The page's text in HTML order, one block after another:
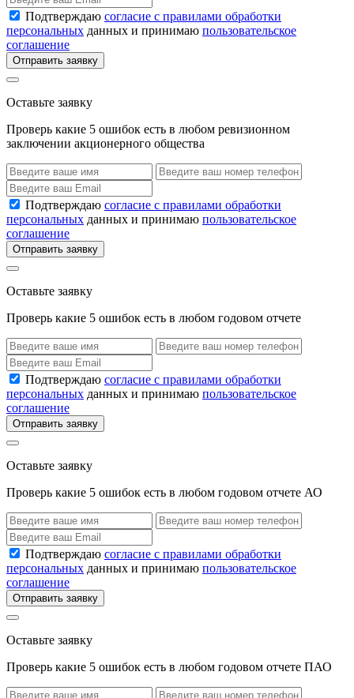
Подтверждаю согласие с правилами обработки
персональных данных и принимаю пользовательское
соглашение
Отправить заявку
Оставьте заявку
Проверь какие 5 ошибок есть в любом ревизионном
заключении акционерного общества
Подтверждаю согласие с правилами обработки
персональных данных и принимаю пользовательское
соглашение
Отправить заявку
Оставьте заявку
Проверь какие 5 ошибок есть в любом годовом отчете
Подтверждаю согласие с правилами обработки
персональных данных и принимаю пользовательское
соглашение
Отправить заявку
Оставьте заявку
Проверь какие 5 ошибок есть в любом годовом отчете АО
Подтверждаю согласие с правилами обработки
персональных данных и принимаю пользовательское
соглашение
Отправить заявку
Оставьте заявку
Проверь какие 5 ошибок есть в любом годовом отчете ПАО